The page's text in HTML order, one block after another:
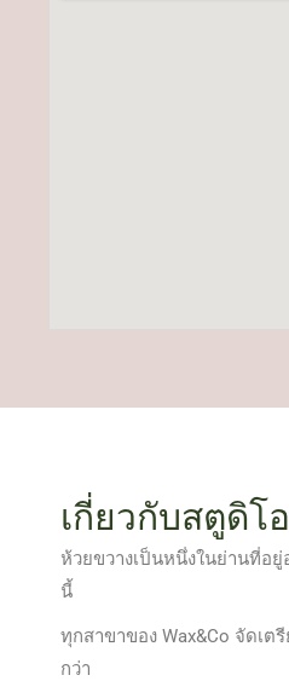
เกี่ยวกับสตูดิโ
ห้วยขวางเป็นหนึ่งในย่านที่อ
นี้
ทุกสาขาของ Wax&Co จัดเ
กว่า